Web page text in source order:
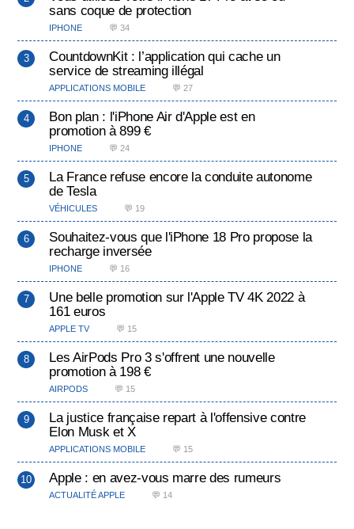
sans coque de protection
IPHONE 💬 34
CountdownKit : l’application qui cache un
service de streaming illégal
APPLICATIONS MOBILE 💬 27
Bon plan : l'iPhone Air d'Apple est en
promotion à 899 €
IPHONE 💬 24
La France refuse encore la conduite autonome
de Tesla
VÉHICULES 💬 19
Souhaitez-vous que l'iPhone 18 Pro propose la
recharge inversée
IPHONE 💬 16
Une belle promotion sur l'Apple TV 4K 2022 à
161 euros
APPLE TV 💬 15
Les AirPods Pro 3 s'offrent une nouvelle
promotion à 198 €
AIRPODS 💬 15
La justice française repart à l'offensive contre
Elon Musk et X
APPLICATIONS MOBILE 💬 15
Apple : en avez-vous marre des rumeurs
ACTUALITÉ APPLE 💬 14